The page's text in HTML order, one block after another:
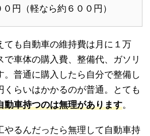
円（軽なら約６００円）
ても自動車の維持費は月に１万
で車体の購入費、整備代、ガソリ
。普通に購入したら自分で整備し
くらいはかかるのが普通。とても
動車持つのは無理があります。
やるんだったら無理して自動車持